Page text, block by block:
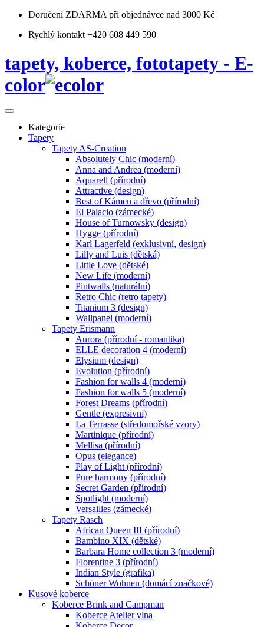
Doručení ZDARMA při objednávce nad 3000 Kč
Rychlý kontakt +420 608 449 590
tapety, koberce, fototapety - E-
color
Kategorie
Tapety
Tapety AS-Creation
Absolutely Chic (moderní)
Anna and Andrea (moderní)
Aquarell (přírodní)
Attractive (design)
Best of Kámen a dřevo (přírodní)
El Palacio (zámecké)
House of Turnowsky (design)
Hygge (přírodní)
Karl Lagerfeld (exklusivní, design)
Lilly and Luis (dětská)
Little Love (dětské)
New Life (moderní)
Pintwalls (naturální)
Retro Chic (retro tapety)
Titanium 3 (design)
Wallpanel (moderní)
Tapety Erismann
Aurora (přírodní - romantika)
ELLE decoration 4 (moderní)
Elysium (design)
Evolution (přírodní)
Fashion for walls 4 (moderní)
Fashion for walls 5 (moderní)
Forest Dreams (přírodní)
Gentle (expresivní)
La Terrasse (středomořské vzory)
Martinique (přírodní)
Mellisa (přírodní)
Opus (elegance)
Play of Light (přírodní)
Pure harmony (přírodní)
Secret Garden (přírodní)
Spotlight (moderní)
Versailles (zámecké)
Tapety Rasch
African Queen III (přírodní)
Bambino XIX (dětské)
Barbara Home collection 3 (moderní)
Florentine 3 (přírodní)
Indian Style (grafika)
Schöner Wohnen (domácí značkové)
Kusové koberce
Koberce Brink and Campman
Koberce Atelier vlna